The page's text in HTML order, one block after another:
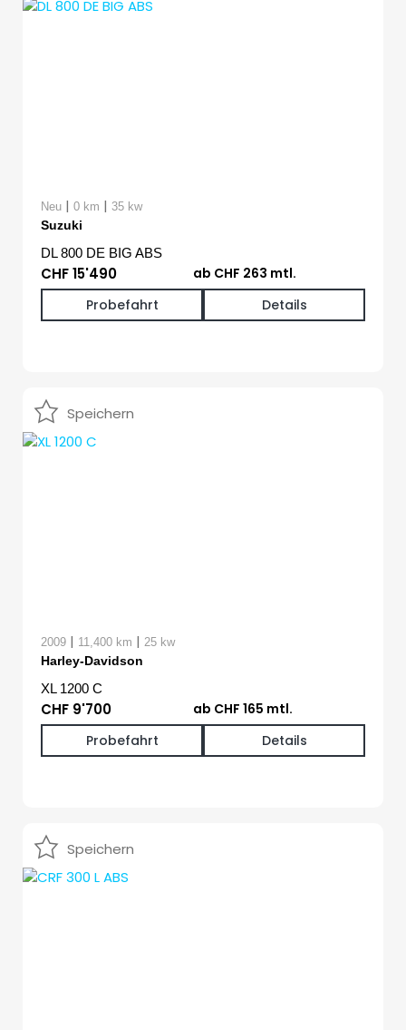
Neu | 0 km | 35 kw
Suzuki
DL 800 DE BIG ABS
CHF 15'490
ab CHF 263 mtl.
Probefahrt
Details
Speichern
2009 | 11,400 km | 25 kw
Harley-Davidson
XL 1200 C
CHF 9'700
ab CHF 165 mtl.
Probefahrt
Details
Speichern